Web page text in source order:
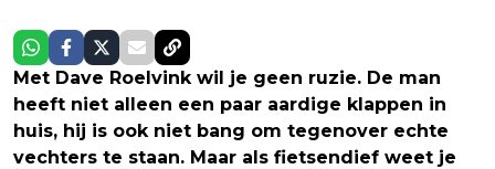
Met Dave Roelvink wil je geen ruzie. De man
heeft niet alleen een paar aardige klappen in
huis, hij is ook niet bang om tegenover echte
vechters te staan. Maar als fietsendief weet je